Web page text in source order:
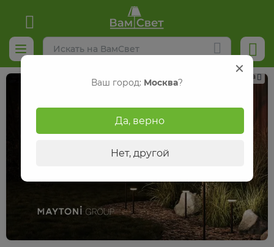
Реклама
Ваш город: Москва?
Да, верно
Нет, другой